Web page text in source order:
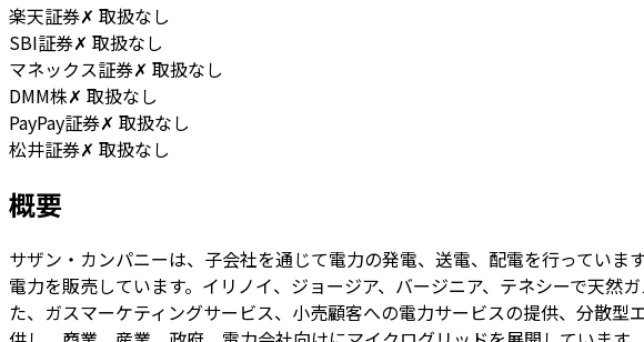
楽天証券✗ 取扱なし
SBI証券✗ 取扱なし
マネックス証券✗ 取扱なし
DMM株✗ 取扱なし
PayPay証券✗ 取扱なし
松井証券✗ 取扱なし
概要
サザン・カンパニーは、子会社を通じて電力の発電、送電、配電を行ってい
電力を販売しています。イリノイ、ジョージア、バージニア、テネシーで天
た、ガスマーケティングサービス、小売顧客への電力サービスの提供、分散